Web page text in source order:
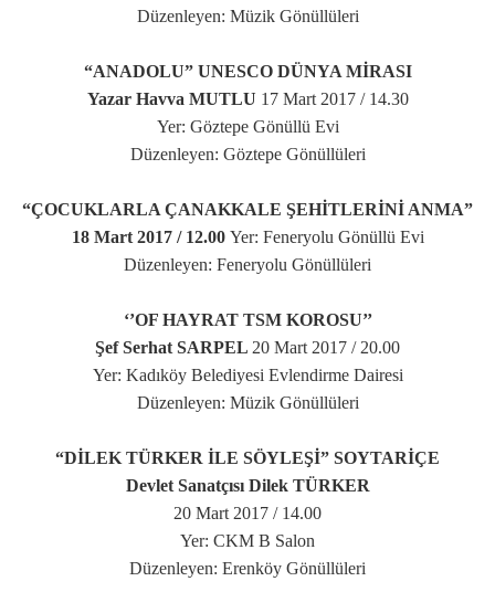
Düzenleyen: Müzik Gönüllüleri
“ANADOLU” UNESCO DÜNYA MİRASI
Yazar Havva MUTLU 17 Mart 2017 / 14.30
Yer: Göztepe Gönüllü Evi
Düzenleyen: Göztepe Gönüllüleri
“ÇOCUKLARLA ÇANAKKALE ŞEHİTLERİNİ ANMA”
18 Mart 2017 / 12.00 Yer: Feneryolu Gönüllü Evi
Düzenleyen: Feneryolu Gönüllüleri
‘’OF HAYRAT TSM KOROSU’’
Şef Serhat SARPEL 20 Mart 2017 / 20.00
Yer: Kadıköy Belediyesi Evlendirme Dairesi
Düzenleyen: Müzik Gönüllüleri
“DİLEK TÜRKER İLE SÖYLEŞİ” SOYTARİÇE
Devlet Sanatçısı Dilek TÜRKER
20 Mart 2017 / 14.00
Yer: CKM B Salon
Düzenleyen: Erenköy Gönüllüleri